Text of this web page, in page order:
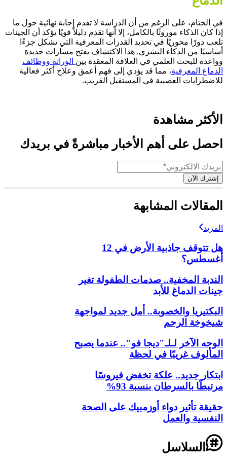
في الختام، على الرغم من أنالدراسة لا تقدم إجابة نهائية حول ما
إذا كان الذكاء موروثًا بالكامل، إلا أنها تقدم دليلاً قويًا يؤكد أن الجينات
تلعب دورًا محوريًا في تحديد القدرات المعرفيةالتي تشكل جزءًا
أساسيًا من الذكاء البشري. هذا الاكتشافيفتح مسارات جديدة
وواعدة للبحث العلمي في العلاقة المعقدة بينالوراثة ووظائف
الدماغ المعرفية، مما قد يؤدي إلى فهم أعمق وعلاج أكثر فعالية
للاضطرابات العصبية في المستقبل القريب.
الأكثر مشاهدة
احصل على أهم الأخبار مباشرةً في بريدك
إشترك الآن
المقالات المشابهة
المزيد
هل تتوقف جاذبية الأرض في 12
أغسطس؟
الندبة المخفية.. صدمات الطفولة تغير
جينات الدماغ للأبد
البكتيريا والخصوبة.. أمل جديد لمواجهة
شيخوخة الرحم
الوجه الآخر لـلـ"ديجا فو".. عندما يصبح
المألوف غريبًا في لحظة
ابتكار جديد.. علكة تخفض فيروسًا
مرتبطًا بالسرطان بنسبة 93%
حقيقة تأثير دواء أوزمبيك على الصحة
النفسية والعمل
السلاسل